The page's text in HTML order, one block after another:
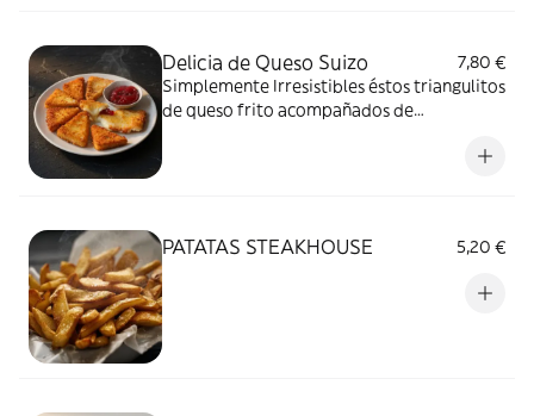
Delicia de Queso Suizo
7,80 €
Simplemente Irresistibles éstos triangulitos
de queso frito acompañados de
PATATAS STEAKHOUSE 5,20 €